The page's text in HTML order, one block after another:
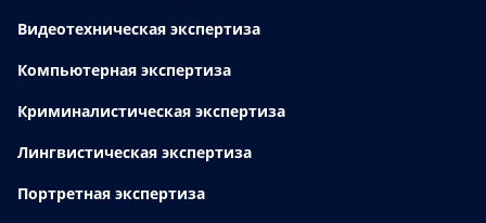
Видеотехническая экспертиза
Компьютерная экспертиза
Криминалистическая экспертиза
Лингвистическая экспертиза
Портретная экспертиза